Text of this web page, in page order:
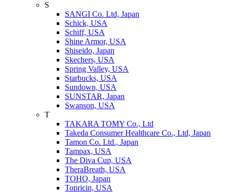
S
SANGI Co. Ltd, Japan
Schick, USA
Schiff, USA
Shine Armor, USA
Shiseido, Japan
Skechers, USA
Spring Valley, USA
Starbucks, USA
Sundown, USA
SUNSTAR, Japan
Swanson, USA
T
TAKARA TOMY Co., Ltd
Takeda Consumer Healthcare Co., Ltd, Japan
Tamon Co. Ltd., Japan
Tampax, USA
The Diva Cup, USA
TheraBreath, USA
TOHO, Japan
Topricin, USA